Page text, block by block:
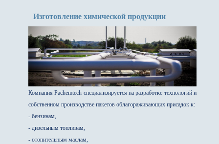
Изготовление химической продукции
Компания Pachemtech специализируется на разработке технологий и
собственном производстве пакетов облагораживающих присадок к:
- бензинам,
- дизельным топливам,
- отопительным маслам,